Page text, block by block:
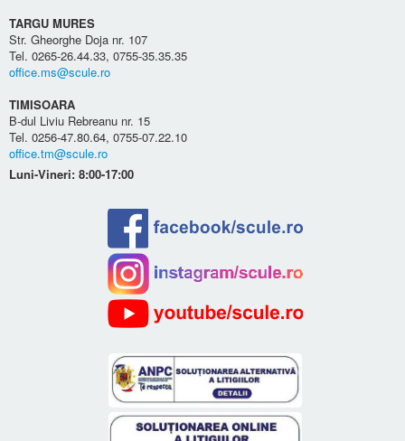
TARGU MURES
Str. Gheorghe Doja nr. 107
Tel. 0265-26.44.33, 0755-35.35.35
office.ms@scule.ro
TIMISOARA
B-dul Liviu Rebreanu nr. 15
Tel. 0256-47.80.64, 0755-07.22.10
office.tm@scule.ro
Luni-Vineri: 8:00-17:00